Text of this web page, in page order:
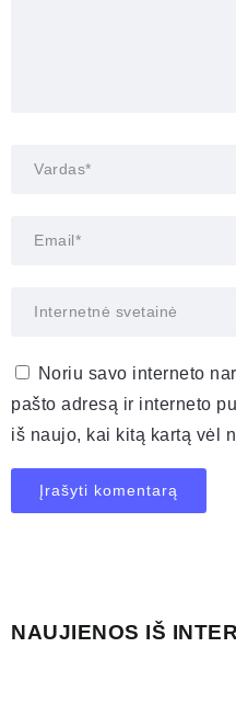
Noriu savo interneto
pašto adresą ir interneto
iš naujo, kai kitą kartą vėl
NAUJIENOS IŠ